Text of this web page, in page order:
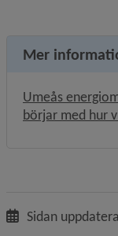
Mer
Umeås
börjar med hur
Sidan